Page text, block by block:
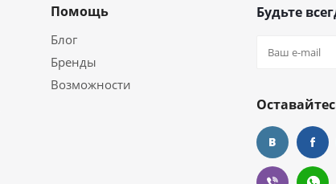
Помощь
Блог
Бренды
Возможности
Будьте